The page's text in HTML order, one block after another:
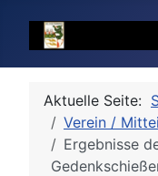
Aktuelle Seite:
Verein /
Ergebnisse